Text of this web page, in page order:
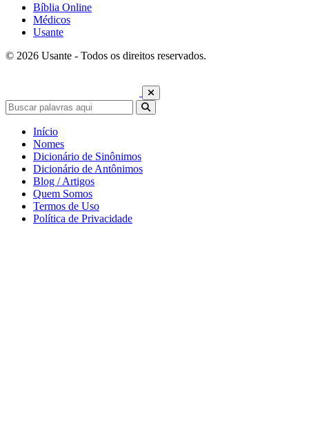
Bíblia Online
Médicos
Usante
© 2026 Usante - Todos os direitos reservados.
Início
Nomes
Dicionário de Sinônimos
Dicionário de Antônimos
Blog / Artigos
Quem Somos
Termos de Uso
Política de Privacidade